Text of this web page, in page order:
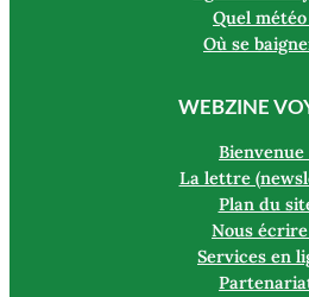
Quel météo
Où se
WEBZINE
Bienvenue
La lettre
Plan du
Nous
Services en